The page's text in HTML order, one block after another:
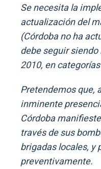
Se necesita la
actualización del
(Córdoba no ha
debe seguir
2010, en
Pretendemos que,
inminente
Córdoba
través de sus
brigadas locales, y
preventivamente.